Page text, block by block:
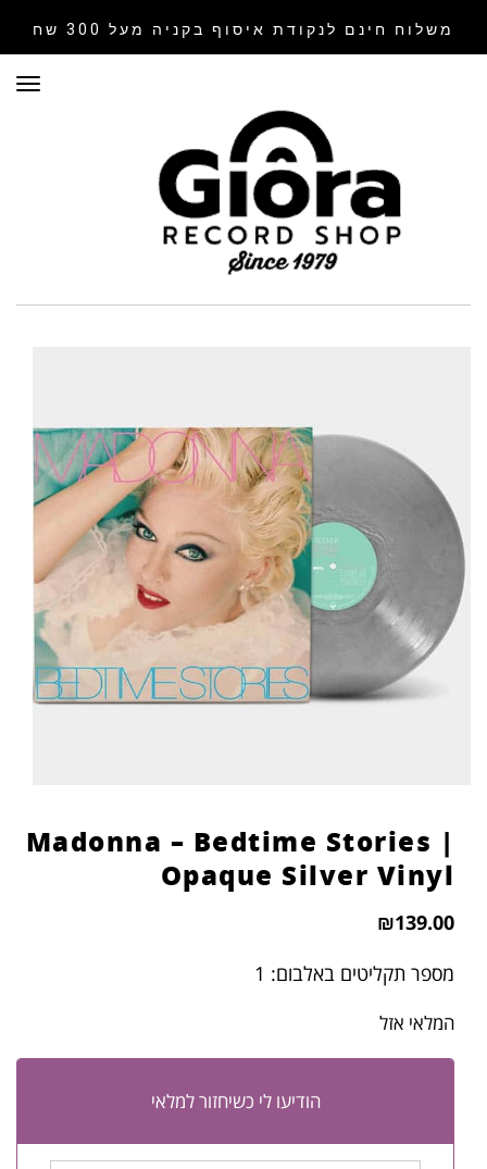
משלוח חינם לנקודת איסוף בקניה מעל 300 שח
Madonna – Bedtime Stories |
Opaque Silver Vinyl
₪139.00
מספר תקליטים באלבום: 1
המלאי אזל
הודיעו לי כשיחזור למלאי